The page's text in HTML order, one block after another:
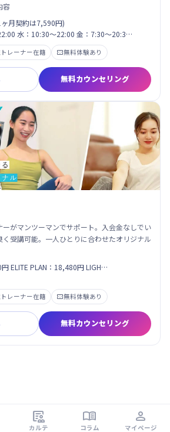
容
月契約は7,590円)
水：10:30〜22:00 金：7:30〜20:3…
レーナー在籍 無料体験あり
無料カウンセリング
がマンツーマンでサポート。入会金なしでい
受講可能。一人ひとりに合わせたオリジナル
ELITE PLAN：18,480円 LIGH…
レーナー在籍 無料体験あり
無料カウンセリング

カルテ

コラム

マイページ